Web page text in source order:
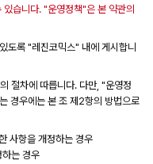
습니다. "운영정책"은 본 약관의
록 "레진코믹스" 내에 게시합니
절차에 따릅니다. 다만, "운영정
경우에는 본 조 제2항의 방법으로
사항을 개정하는 경우
는 경우